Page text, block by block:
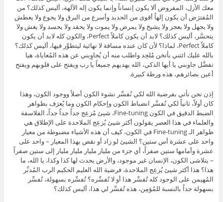
معك الأزل، المفروض ألا يكون إنساناً وإنما يكون إله الآلهة، أليس كذلك؟ من
المُفترَض أن يكون إلهاً أقوى من الحديد وأسرع من البرق ولا يجوع ولا يعطش
ولا يجهل ولا يعجز ولا يشيخ ولا يمرض ولا يموت ولا يحقد ولا يحسد ولا يغش ولا
يتحسَّر، أليس كذلك؟ لابد أن يكون كاملاً Perfect، والكون كله لابد أن يكون
كاملاً Perfect، لماذا؟ لأن كان عنده مسافة لا نهائية ليتطوَّر فيها، أليس كذلك؟
بالله عليك ائتني بأتخن مُلحِد واطلب منه أن يُجاوِبني عن هذه المُعاياة، هيا
تفضَّل جاوبني يا أيها الذكي، الله يهديهم جميعاً يا رب ويفتح على قلوبهم ويفتح
أعين بصائرهم، هذه ورطة كبيرة.
إذن نحن نأتي بفرضية الله لكي نُفسِّر نشوء الكون أصلاً ووجود الكون، وهذا
كان أولاً، ثانياً لكي نُفسِّر انضباط الكون وإحكام الكون وما يُعرَف بظواهر
الضبط الدقيق في الكون Fine-tuning، شيئ مُزعِج جداً جداً جداً، الفلاسفة
والعلماء في هذا العصر يقولون أكثر شيئ يُزعِج الملاحدة على الإطلاق هي
ظواهر الـ Fine-tuning في الكون، كيف أن هذه الأشياء مضبوطة من معيار
واحد على عشرة أس ستين؟ الشيئ لو زاد أو نقص بهذا المعيار – واحد على
عشرة وأمامها ستين صفراً، أي جزء من مليار مليار مليار مليار إلى ستين صفراً
– يتلاشى الكون، الإنسان غير موجود، والأرض يحدث لها كذا وكذا، يا الله، ما
هذا؟ هذا أكثر شيئ يُزعِج الملاحدة، فرضية الله العليم الحكيم الرب المُدبِّر
المُهيمن على الوجود كله تُفسِّر هذا أو لا تُفسِّره؟ تُفسِّره بسهولة، تُفسِّر
بسهولة جداً بالنسبة للمُؤمِن، هذه تُفسِّر لي هذا، أليس كذلك؟